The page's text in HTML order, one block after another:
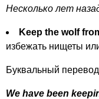
Несколько лет
Keep the wolf
избежать нищеты
Буквальный
We have been